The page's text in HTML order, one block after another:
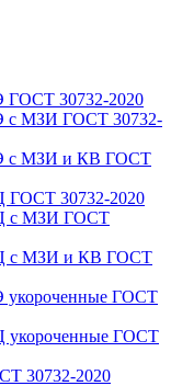
30732-2020
с МЗИ ГОСТ 30732-
с МЗИ и КВ ГОСТ
30732-2020
с МЗИ ГОСТ
с МЗИ и КВ ГОСТ
ГОСТ
ГОСТ
30732-2020